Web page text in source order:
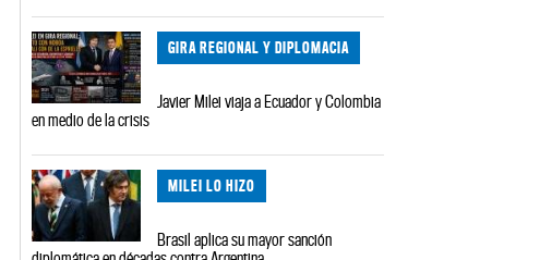
GIRA REGIONAL Y DIPLOMACIA
Javier Milei viaja a Ecuador y Colombia
en medio de la crisis
MILEI LO HIZO
Brasil aplica su mayor sanción